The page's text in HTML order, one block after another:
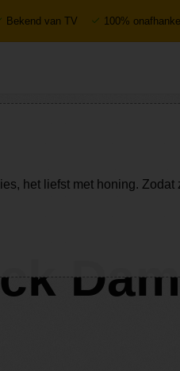
Bekend van TV 100%
het liefst met honing.